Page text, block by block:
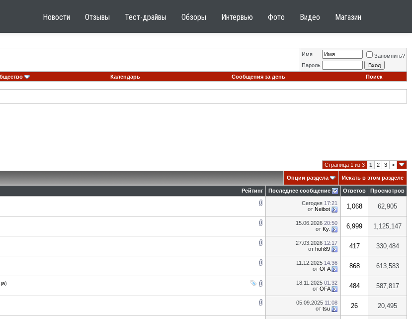
Новости Отзывы Тест-драйвы Обзоры Интервью Фото Видео Магазин
Имя
Запомнить?
Пароль
Календарь Сообщения за день Поиск
Страница 1 из 3 1 2 3 >
Опции раздела Искать в этом разделе
Рейтинг Последнее сообщение Ответов Просмотров
Сегодня 17:21
от Neibot 1,068 62,905
15.06.2026 20:50
от Ky. 6,999 1,125,147
27.03.2026 12:17
от hoh89 417 330,484
11.12.2025 14:36
от OFA 868 613,583
)
18.11.2025 01:32
от OFA 484 587,817
05.09.2025 11:08
от tsu 26 20,495